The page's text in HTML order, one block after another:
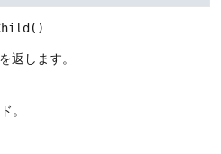
()
返します。
。